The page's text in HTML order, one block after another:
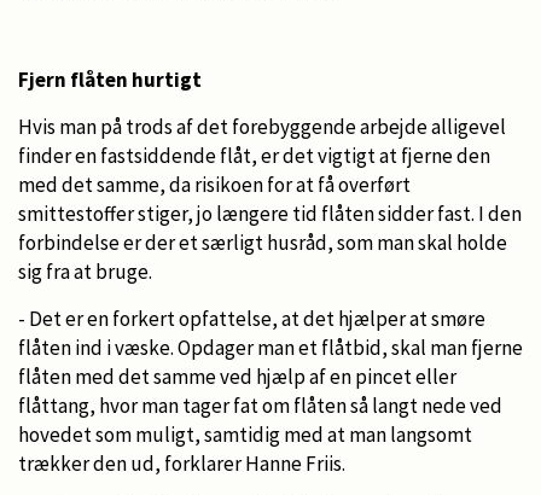
Fjern flåten hurtigt
Hvis man på trods af det forebyggende arbejde alligevel
finder en fastsiddende flåt, er det vigtigt at fjerne den
med det samme, da risikoen for at få overført
smittestoffer stiger, jo længere tid flåten sidder fast. I den
forbindelse er der et særligt husråd, som man skal holde
sig fra at bruge.
- Det er en forkert opfattelse, at det hjælper at smøre
flåten ind i væske. Opdager man et flåtbid, skal man fjerne
flåten med det samme ved hjælp af en pincet eller
flåttang, hvor man tager fat om flåten så langt nede ved
hovedet som muligt, samtidig med at man langsomt
trækker den ud, forklarer Hanne Friis.